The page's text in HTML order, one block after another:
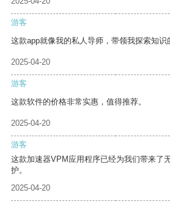
游客
这款app就像我的私人导师，带领我探索知识
2025-04-20
游客
这款软件的价格非常实惠，值得推荐。
2025-04-20
游客
这款加速器VPM应用程序已经为我们带来了
护。
2025-04-20